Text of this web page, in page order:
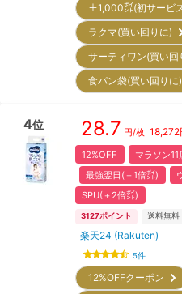
＋1,000㌽(初サー
ラクマ(買い回りに)
サーティワン(買い
食パン袋(買い回り
4位 28.7 円/枚 18,272
12%OFF マラソン
最強翌日(＋1倍㌽)
SPU(＋2倍㌽)
3127ポイント 送料無料
楽天24 (Rakuten)
5件
12%OFFクーポン